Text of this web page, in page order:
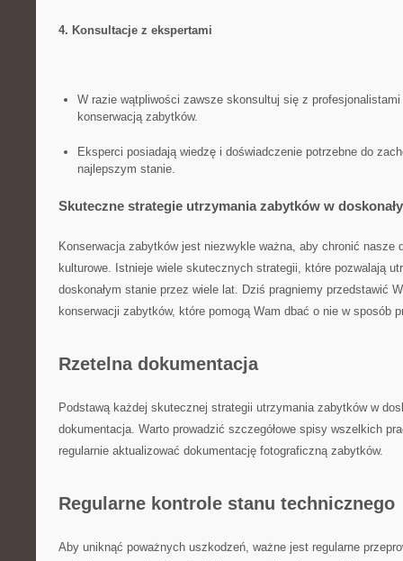
4. Konsultacje z ekspertami
W razie ⁢wątpliwości zawsze skonsultuj się z
konserwacją zabytków.
Eksperci posiadają wiedzę i doświadczenie potrzebne do
najlepszym ​stanie.
Skuteczne strategie utrzymania zabytków w
Konserwacja zabytków jest niezwykle‍ ważna, aby‌ chronić nasze
kulturowe. Istnieje wiele skutecznych strategii, które pozwalają
doskonałym⁤ stanie przez wiele lat. Dziś pragniemy ‌przedstawić⁤
konserwacji zabytków,‍ które⁢ pomogą Wam dbać o nie​ w sposób
Rzetelna dokumentacja
Podstawą każdej skutecznej ⁢strategii utrzymania zabytków w
dokumentacja.⁣ Warto prowadzić szczegółowe spisy wszelkich⁣
regularnie aktualizować dokumentację fotograficzną ‍zabytków.
Regularne kontrole stanu technicznego
Aby uniknąć ⁢poważnych uszkodzeń, ważne jest regularne